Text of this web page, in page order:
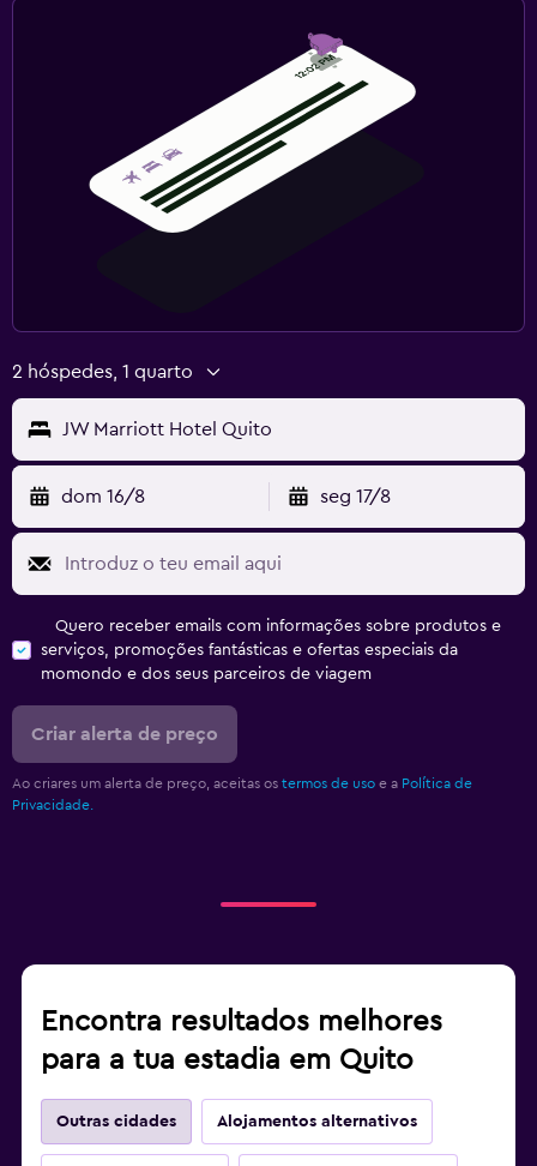
2 hóspedes, 1 quarto
JW Marriott Hotel Quito
dom 16/8 seg 17/8
Quero receber emails com informações sobre produtos e
serviços, promoções fantásticas e ofertas especiais da
momondo e dos seus parceiros de viagem
Criar alerta de preço
Ao criares um alerta de preço, aceitas os termos de uso e a Política de
Privacidade.
Encontra resultados melhores
para a tua estadia em Quito
Outras cidades Alojamentos alternativos